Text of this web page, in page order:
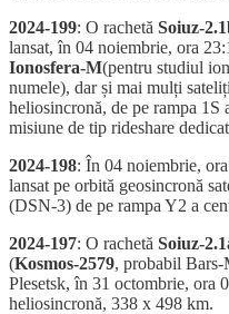
2024-199: O rachetă Soiuz-
lansat, în 04 noiembrie, ora
Ionosfera-M(pentru studiul
numele), dar și mai mulți
heliosincronă, de pe rampa
misiune de tip rideshare
2024-198: În 04 noiembrie,
lansat pe orbită geosincronă
(DSN-3) de pe rampa Y2 a
2024-197: O rachetă Soiuz-
(Kosmos-2579, probabil
Plesetsk, în 31 octombrie, ora
heliosincronă, 338 x 498 km.